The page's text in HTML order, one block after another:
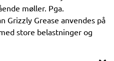
møller. Pga.
Grizzly Grease anvendes på
store belastninger og